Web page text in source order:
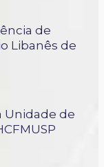
de
Libanês de
de